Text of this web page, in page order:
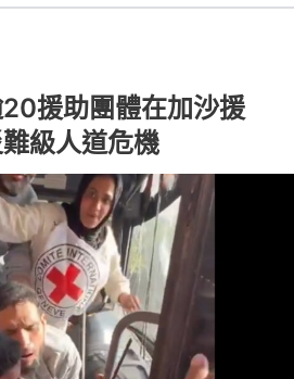
援助團體在加沙援
級人道危機